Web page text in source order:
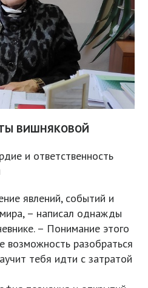
ВИШНЯКОВОЙ
и ответственность
явлений, событий и
– написал однажды
– Понимание этого
возможность разобраться
тебя идти с затратой